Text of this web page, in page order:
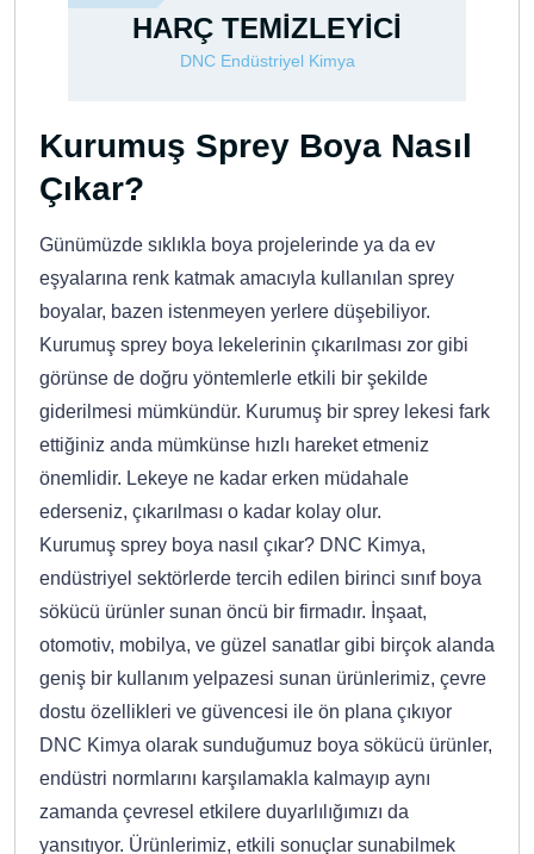
DNCOL 20-03
DNC Endüstriyel Kimya
Kurumuş Sprey Boya Nasıl
Çıkar?
Günümüzde sıklıkla boya projelerinde ya da ev
eşyalarına renk katmak amacıyla kullanılan sprey
boyalar, bazen istenmeyen yerlere düşebiliyor.
Kurumuş sprey boya lekelerinin çıkarılması zor gibi
görünse de doğru yöntemlerle etkili bir şekilde
giderilmesi mümkündür. Kurumuş bir sprey lekesi fark
ettiğiniz anda mümkünse hızlı hareket etmeniz
önemlidir. Lekeye ne kadar erken müdahale
ederseniz, çıkarılması o kadar kolay olur.
Kurumuş sprey boya nasıl çıkar? DNC Kimya,
endüstriyel sektörlerde tercih edilen birinci sınıf boya
sökücü ürünler sunan öncü bir firmadır. İnşaat,
otomotiv, mobilya, ve güzel sanatlar gibi birçok alanda
geniş bir kullanım yelpazesi sunan ürünlerimiz, çevre
dostu özellikleri ve güvencesi ile ön plana çıkıyor
DNC Kimya olarak sunduğumuz boya sökücü ürünler,
endüstri normlarını karşılamakla kalmayıp aynı
zamanda çevresel etkilere duyarlılığımızı da
yansıtıyor. Ürünlerimiz, etkili sonuçlar sunabilmek